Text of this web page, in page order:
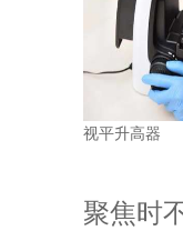
视
聚焦时